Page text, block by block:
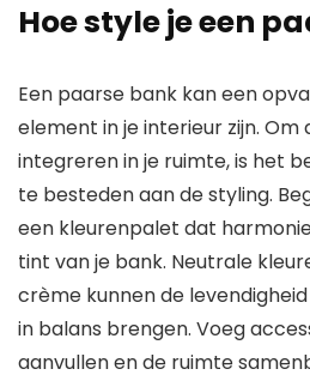
Hoe style je een
Een paarse bank kan een
element in je interieur zijn.
integreren in je ruimte, is het
te besteden aan de styling.
een kleurenpalet dat
tint van je bank. Neutrale
crème kunnen de
in balans brengen. Voeg
aanvullen en de ruimte